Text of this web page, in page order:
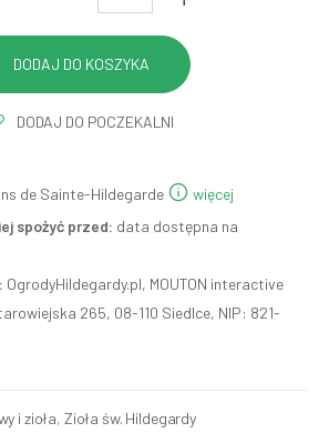
DODAJ DO POCZEKALNI
de Sainte-Hildegarde
więcej
spożyć przed: data dostępna na
OgrodyHildegardy.pl, MOUTON interactive
265, 08-110 Siedlce, NIP: 821-
i zioła, Zioła św. Hildegardy